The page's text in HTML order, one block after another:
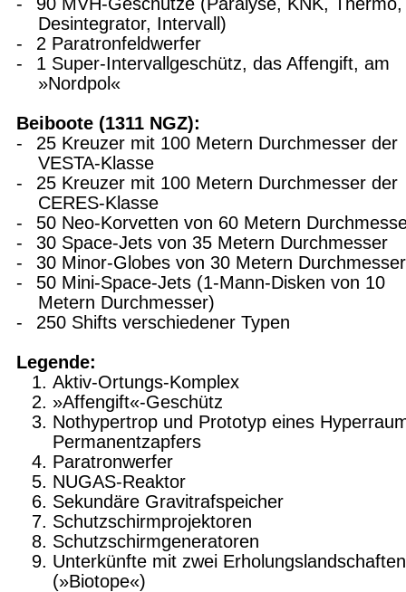
Desintegrator, Intervall)
-
2 Paratronfeldwerfer
-
1 Super-Intervallgeschütz, das Affengift, am
»Nordpol«
Beiboote (1311 NGZ):
-
25 Kreuzer mit 100 Metern Durchmesser der
VESTA-Klasse
-
25 Kreuzer mit 100 Metern Durchmesser der
CERES-Klasse
-
50 Neo-Korvetten von 60 Metern
-
30 Space-Jets von 35 Metern Durchmesser
-
30 Minor-Globes von 30 Metern Durchmesser
-
50 Mini-Space-Jets (1-Mann-Disken von 10
Metern Durchmesser)
-
250 Shifts verschiedener Typen
Legende:
Aktiv-Ortungs-Komplex
»Affengift«-Geschütz
Nothypertrop und Prototyp eines
Permanentzapfers
Paratronwerfer
NUGAS-Reaktor
Sekundäre Gravitrafspeicher
Schutzschirmprojektoren
Schutzschirmgeneratoren
Unterkünfte mit zwei Erholungslandschaften
(»Biotope«)